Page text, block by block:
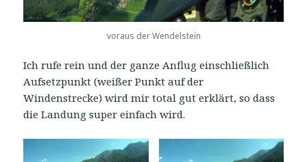
voraus der Wendelstein
Ich rufe rein und der ganze Anflug einschließlich
Aufsetzpunkt (weißer Punkt auf der
Windenstrecke) wird mir total gut erklärt, so dass
die Landung super einfach wird.